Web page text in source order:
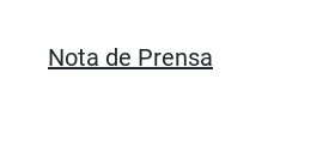
Nota de Prensa